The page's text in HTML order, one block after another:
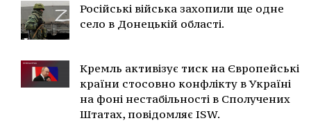
Російські війська захопили ще одне
село в Донецькій області.
Кремль активізує тиск на Європейські
країни стосовно конфлікту в Україні
на фоні нестабільності в Сполучених
Штатах, повідомляє ISW.